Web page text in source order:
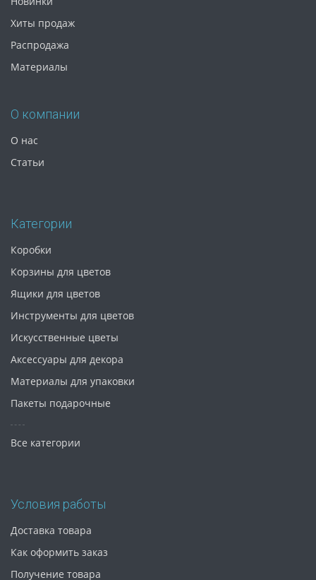
Хиты продаж
Распродажа
Материалы
О компании
О нас
Статьи
Категории
Коробки
Корзины для цветов
Ящики для цветов
Инструменты для цветов
Искусственные цветы
Аксессуары для декора
Материалы для упаковки
Пакеты подарочные
Все категории
Условия работы
Доставка товара
Как оформить заказ
Получение товара